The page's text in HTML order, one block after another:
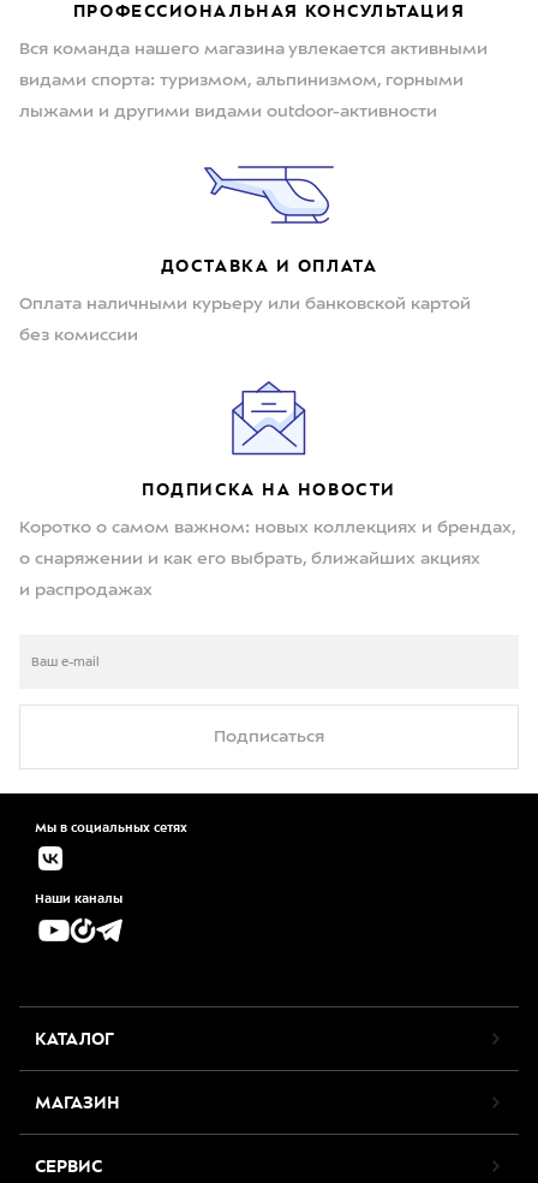
ПРОФЕССИОНАЛЬНАЯ КОНСУЛЬТАЦИЯ
Вся команда нашего магазина увлекается активными
видами спорта: туризмом, альпинизмом, горными
лыжами и другими видами outdoor-активности
ДОСТАВКА И ОПЛАТА
Оплата наличными курьеру или банковской картой
без комиссии
ПОДПИСКА НА НОВОСТИ
Коротко о самом важном: новых коллекциях и брендах,
о снаряжении и как его выбрать, ближайших акциях
и распродажах
Подписаться
Мы в социальных сетях
Наши каналы
КАТАЛОГ
МАГАЗИН
СЕРВИС